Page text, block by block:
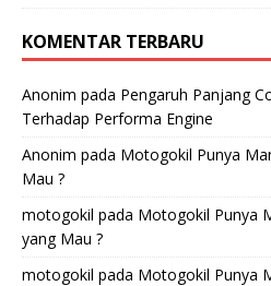
KOMENTAR TERBARU
Anonim pada Pengaruh Panjang
Terhadap Performa Engine
Anonim pada Motogokil Punya
Mau ?
motogokil pada Motogokil Punya
yang Mau ?
motogokil pada Motogokil Punya